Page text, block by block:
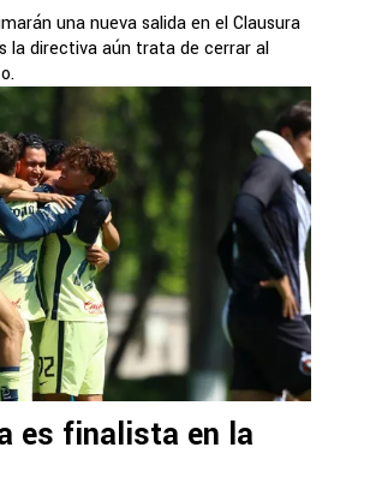
una nueva salida en el Clausura
la directiva aún trata de cerrar al
es finalista en la